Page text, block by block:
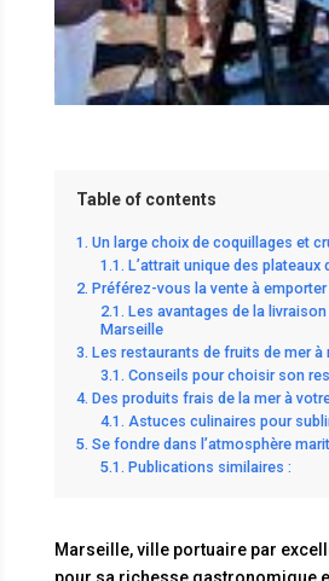
Table of contents
Un large choix de coquillages et
L’attrait unique des plateaux
Préférez-vous la vente à
Les avantages de la
Marseille
Les restaurants de fruits de mer à
Conseils pour choisir son
Des produits frais de la mer à
Astuces culinaires pour
Se fondre dans l’atmosphère
Publications similaires :
Marseille, ville portuaire par